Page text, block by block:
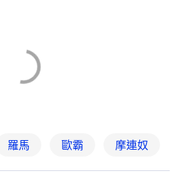
羅馬 歐霸 摩連奴